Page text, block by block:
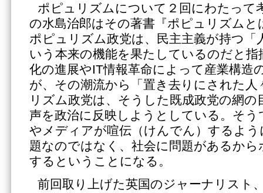
ポピュリズムについて２回にわたって
の水島治郎はその著書『ポピュリズム
ポピュリズム政党は、民主主義が持つ「
いう本来の機能を果たしているのだと
化の進展やIT情報革命によって産業構造
が、その潮流から「置き去りにされた
リズム政党は、そうした既成政党の網
声を政治に反映しようとしている。そう
やメディアが喧伝（けんでん）するよ
題なのではなく、社会に問題があるか
するということになる。
前回取り上げた英国のジャーナリスト